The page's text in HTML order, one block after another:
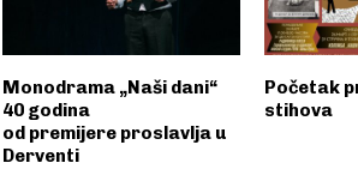
Monodrama „Naši dani“
40 godina
od premijere proslavlja u
Derventi
Početak
stihova